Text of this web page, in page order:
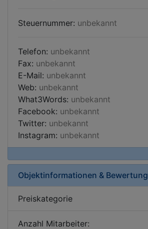
Steuernummer: unbekannt
Telefon: unbekannt
Fax: unbekannt
E-Mail: unbekannt
Web: unbekannt
What3Words: unbekannt
Facebook: unbekannt
Twitter: unbekannt
Instagram: unbekannt
Objektinformationen & Bewertung
Preiskategorie
Anzahl Mitarbeiter: